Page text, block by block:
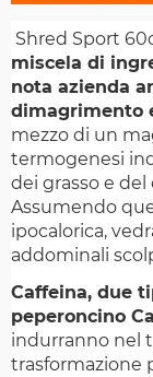
Shred Sport
miscela di
nota azienda
dimagrimento
mezzo di un
termogenesi
dei grasso e
Assumendo
ipocalorica,
addominali
Caffeina, due
peperoncino
indurranno nel
trasformazione